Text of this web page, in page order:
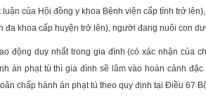
luận của Hội đồng y khoa Bệnh viện cấp tỉnh trở
đa khoa cấp huyện trở lên), người đang nuôi con
động duy nhất trong gia đình (có xác nhận của
án phạt tù thì gia đình sẽ lâm vào hoàn cảnh
chấp hành án phạt tù theo quy định tại Điều 67